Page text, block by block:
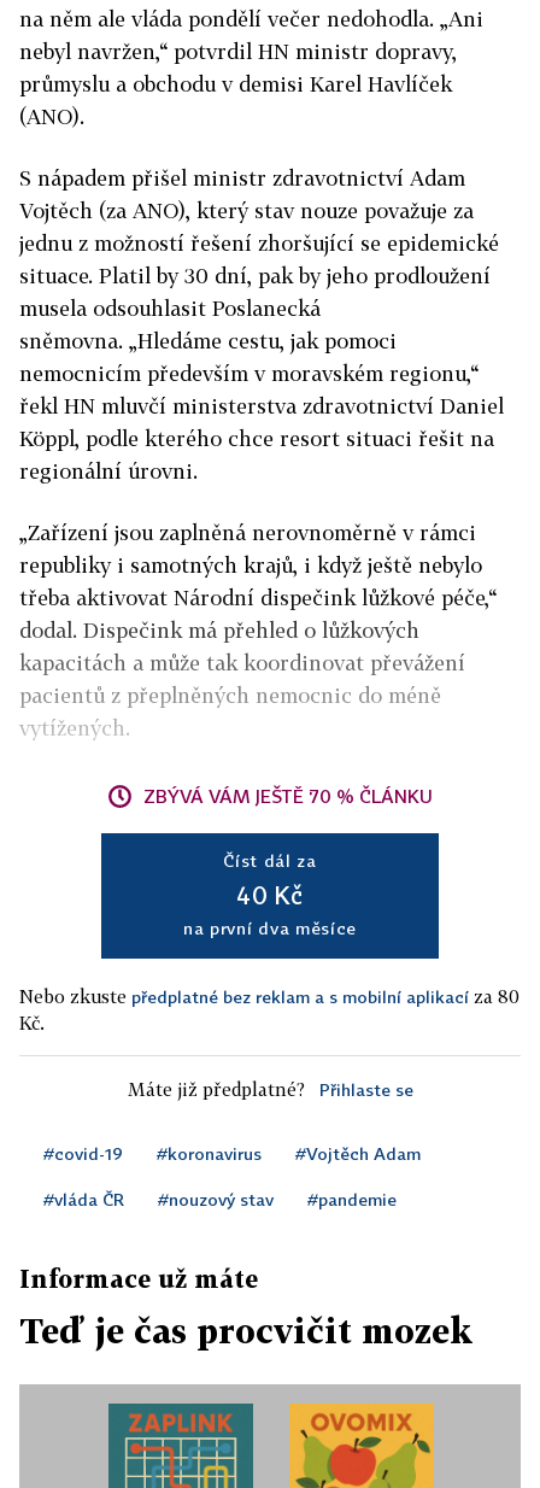
na něm ale vláda pondělí večer nedohodla. „Ani
nebyl navržen,“ potvrdil HN ministr dopravy,
průmyslu a obchodu v demisi Karel Havlíček
(ANO).
S nápadem přišel ministr zdravotnictví Adam
Vojtěch (za ANO), který stav nouze považuje za
jednu z možností řešení zhoršující se epidemické
situace. Platil by 30 dní, pak by jeho prodloužení
musela odsouhlasit Poslanecká
sněmovna. „Hledáme cestu, jak pomoci
nemocnicím především v moravském regionu,“
řekl HN mluvčí ministerstva zdravotnictví Daniel
Köppl, podle kterého chce resort situaci řešit na
regionální úrovni.
„Zařízení jsou zaplněná nerovnoměrně v rámci
republiky i samotných krajů, i když ještě nebylo
třeba aktivovat Národní dispečink lůžkové péče,“
dodal. Dispečink má přehled o lůžkových
kapacitách a může tak koordinovat převážení
pacientů z přeplněných nemocnic do méně
vytížených.
ZBÝVÁ VÁM JEŠTĚ 70 % ČLÁNKU
Číst dál za
40 Kč
na první dva měsíce
Nebo zkuste předplatné bez reklam a s mobilní aplikací za 80
Kč.
Máte již předplatné? Přihlaste se
#covid-19 #koronavirus #Vojtěch Adam
#vláda ČR #nouzový stav #pandemie
Informace už máte
Teď je čas procvičit mozek